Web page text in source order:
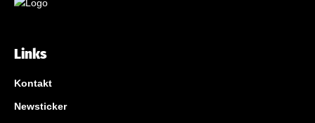
Links
Kontakt
Newsticker